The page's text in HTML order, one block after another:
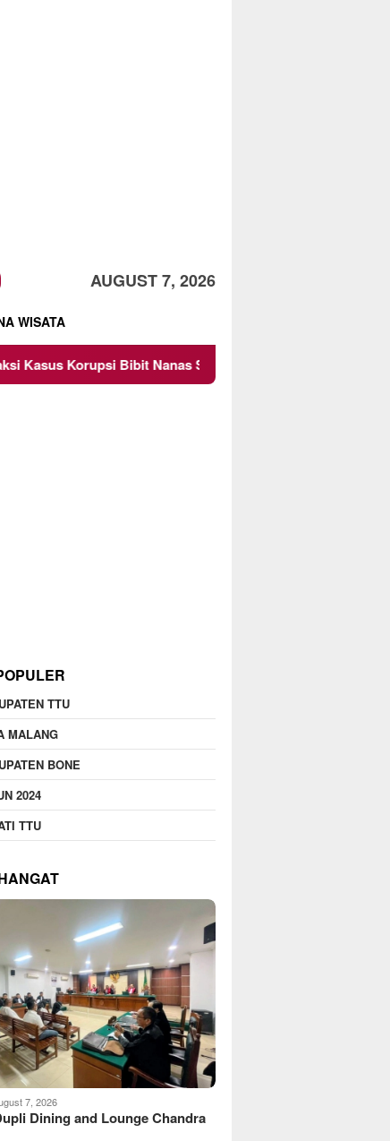
AUGUST 7, 2026
WISATA
Nanas Sulsel Rp 52,4 Miliar
TTU
MALANG
BONE
2024
TTU
7, 2026
Dining and Lounge Chandra